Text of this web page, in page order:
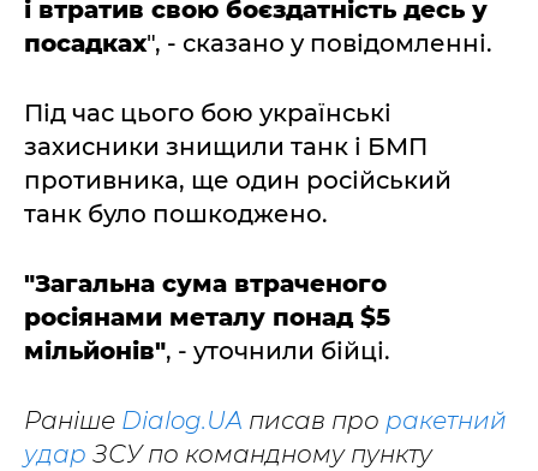
і втратив свою боєздатність десь у
посадках", - сказано у повідомленні.
Під час цього бою українські
захисники знищили танк і БМП
противника, ще один російський
танк було пошкоджено.
"Загальна сума втраченого
росіянами металу понад $5
мільйонів", - уточнили бійці.
Раніше Dialog.UA писав про ракетний
удар ЗСУ по командному пункту